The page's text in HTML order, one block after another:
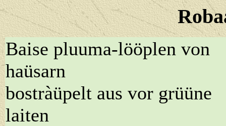
Baise pluuma-lööplen von
haüsarn
bostràüpelt aus vor grüüne
laiten